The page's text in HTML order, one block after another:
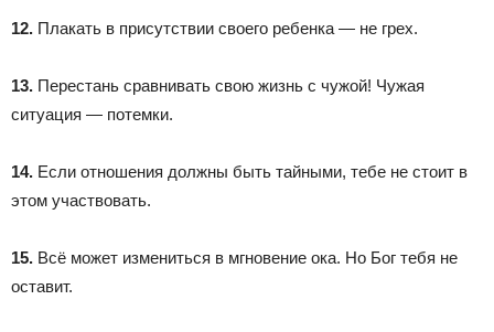
12. Плакать в присутствии своего ребенка — не грех.
13. Перестань сравнивать свою жизнь с чужой! Чужая
ситуация — потемки.
14. Если отношения должны быть тайными, тебе не стоит в
этом участвовать.
15. Всё может измениться в мгновение ока. Но Бог тебя не
оставит.